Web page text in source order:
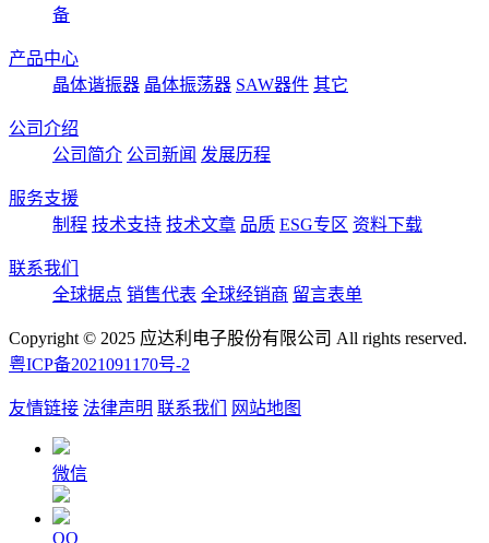
备
产品中心
晶体谐振器 晶体振荡器 SAW器件 其它
公司介绍
公司简介 公司新闻 发展历程
服务支援
制程 技术支持 技术文章 品质 ESG专区 资料下载
联系我们
全球据点 销售代表 全球经销商 留言表单
Copyright © 2025 应达利电子股份有限公司 All rights reserved.
粤ICP备2021091170号-2
友情链接 法律声明 联系我们 网站地图
微信
QQ